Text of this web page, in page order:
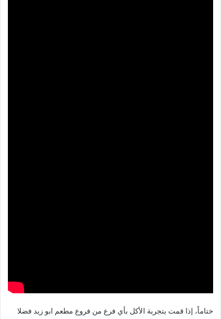
ختاماً، إذا قمت بتجربة الأكل بأي فرع من فروع مطعم ابو زيد فضلا